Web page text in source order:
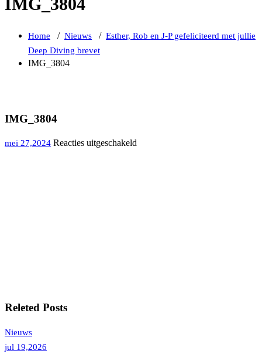
Home / Nieuws / Esther, Rob en J-P gefeliciteerd met jullie
Deep Diving brevet
IMG_3804
IMG_3804
mei 27,2024 Reacties uitgeschakeld
Releted Posts
Nieuws
jul 19,2026